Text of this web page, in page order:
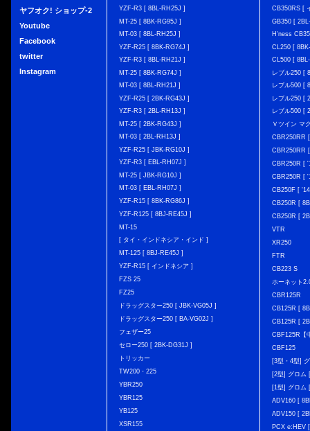
ヤフオク! ショップ-2
Youtube
Facebook
twitter
Instagram
YZF-R3 [ 8BL-RH25J ]
MT-25 [ 8BK-RG95J ]
MT-03 [ 8BL-RH25J ]
YZF-R25 [ 8BK-RG74J ]
YZF-R3 [ 8BL-RH21J ]
MT-25 [ 8BK-RG74J ]
MT-03 [ 8BL-RH21J ]
YZF-R25 [ 2BK-RG43J ]
YZF-R3 [ 2BL-RH13J ]
MT-25 [ 2BK-RG43J ]
MT-03 [ 2BL-RH13J ]
YZF-R25 [ JBK-RG10J ]
YZF-R3 [ EBL-RH07J ]
MT-25 [ JBK-RG10J ]
MT-03 [ EBL-RH07J ]
YZF-R15 [ 8BK-RG86J ]
YZF-R125 [ 8BJ-RE45J ]
MT-15
[ タイ・インドネシア・インド ]
MT-125 [ 8BJ-RE45J ]
YZF-R15 [ インドネシア ]
FZS 25
FZ25
ドラッグスター250 [ JBK-VG05J ]
ドラッグスター250 [ BA-VG02J ]
フェザー25
セロー250 [ 2BK-DG31J ]
トリッカー
TW200・225
YBR250
YBR125
YB125
XSR155
CB350RS [
GB350 [
H'ness
CL250 [
CL500 [
レブル250 [
レブル500 [
レブル250 [
レブル500 [
Ｖツイン マ
CBR250RR
CBR250RR
CBR250R [
CBR250R [
CB250F [
CB250R [
CB250R [
VTR
XR250
FTR
CB223 S
ホーネット
CBR125R
CB125R [
CB125R [
CBF125R【
CBF125
[3型・4型]
[2型] グロム
[1型] グロム
ADV160 [
ADV150 [
PCX e:HEV